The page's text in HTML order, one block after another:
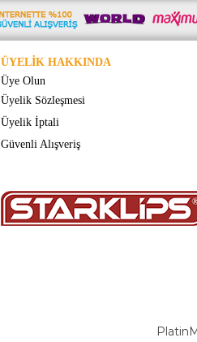
ÜYELİK HAKKINDA
Üye Olun
Üyelik Sözleşmesi
Üyelik İptali
Güvenli Alışveriş